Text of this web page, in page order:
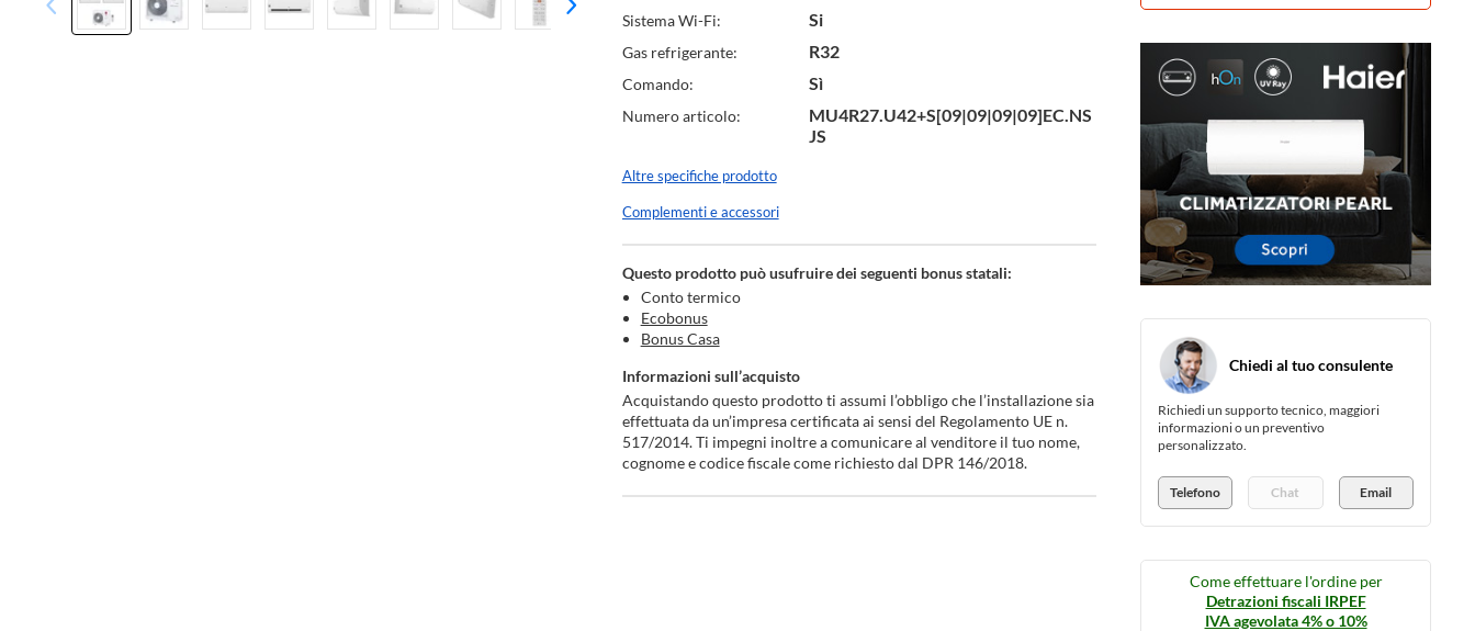
Sistema Wi-Fi: Si
Gas refrigerante: R32
Comando: Sì
Numero articolo:
MU4R27.U42+S[09|09|09|09]EC.NS
JS
Altre specifiche prodotto
Questo prodotto può usufruire dei seguenti bonus statali:
Conto termico
Ecobonus
Bonus Casa
Informazioni sull’acquisto
Acquistando questo prodotto ti assumi l’obbligo che l’installazione sia
effettuata da un’impresa certificata ai sensi del Regolamento UE n.
517/2014. Ti impegni inoltre a comunicare al venditore il tuo nome,
cognome e codice fiscale come richiesto dal DPR 146/2018.
Complementi e accessori
Chiedi al tuo consulente
Richiedi un supporto tecnico, maggiori
informazioni o un preventivo
personalizzato.
Telefono Chat Email
Come effettuare l'ordine per
Detrazioni fiscali IRPEF
IVA agevolata 4% o 10%